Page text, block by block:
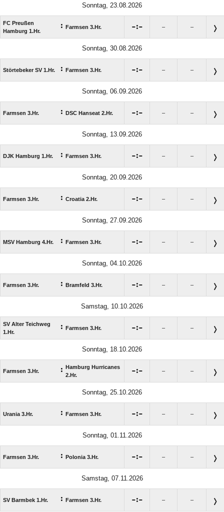
Sonntag, 23.08.2026
FC Preußen
Hamburg 1.Hr.
: Farmsen 3.Hr. : – –
Sonntag, 30.08.2026
Störtebeker SV 1.Hr. : Farmsen 3.Hr. : – –
Sonntag, 06.09.2026
Farmsen 3.Hr. : DSC Hanseat 2.Hr. : – –
Sonntag, 13.09.2026
DJK Hamburg 1.Hr. : Farmsen 3.Hr. : – –
Sonntag, 20.09.2026
Farmsen 3.Hr. : Croatia 2.Hr. : – –
Sonntag, 27.09.2026
MSV Hamburg 4.Hr. : Farmsen 3.Hr. : – –
Sonntag, 04.10.2026
Farmsen 3.Hr. : Bramfeld 3.Hr. : – –
Samstag, 10.10.2026
SV Alter Teichweg
1.Hr.
: Farmsen 3.Hr. : – –
Sonntag, 18.10.2026
Farmsen 3.Hr. : Hamburg Hurricanes
2.Hr.
: – –
Sonntag, 25.10.2026
Urania 3.Hr. : Farmsen 3.Hr. : – –
Sonntag, 01.11.2026
Farmsen 3.Hr. : Polonia 3.Hr. : – –
Samstag, 07.11.2026
SV Barmbek 1.Hr. : Farmsen 3.Hr. : – –